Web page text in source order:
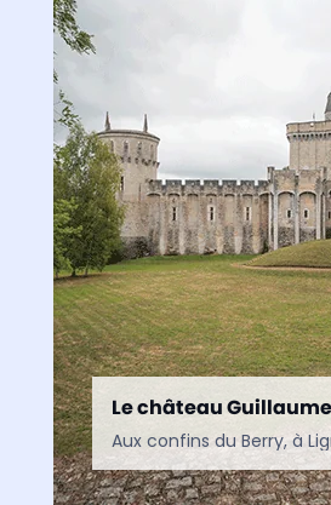
Le château Guillaume